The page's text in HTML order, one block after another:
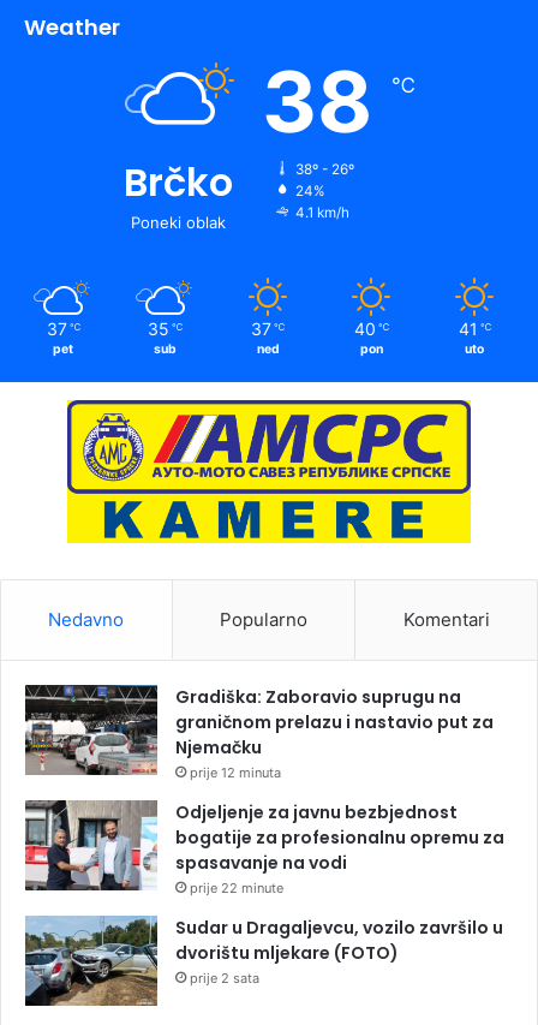
Weather
Brčko
Poneki oblak
38 ℃
38º - 26º
24%
4.1 km/h
37 ℃
pet
35 ℃
sub
37 ℃
ned
40 ℃
pon
41 ℃
uto
Nedavno Popularno Komentari
Gradiška: Zaboravio suprugu na
graničnom prelazu i nastavio put za
Njemačku
prije 12 minuta
Odjeljenje za javnu bezbjednost
bogatije za profesionalnu opremu za
spasavanje na vodi
prije 22 minute
Sudar u Dragaljevcu, vozilo završilo u
dvorištu mljekare (FOTO)
prije 2 sata